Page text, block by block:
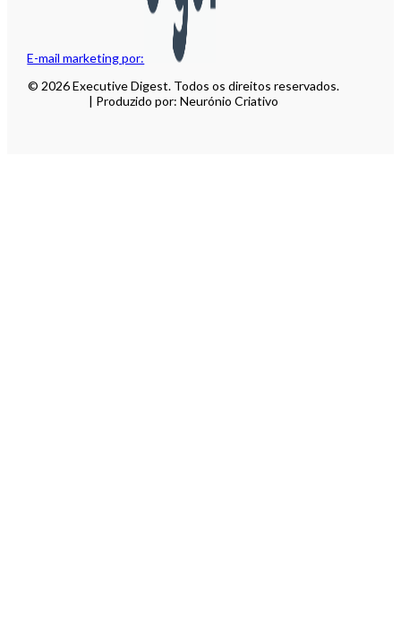
E-mail marketing por:
© 2026 Executive Digest. Todos os direitos reservados.
| Produzido por: Neurónio Criativo